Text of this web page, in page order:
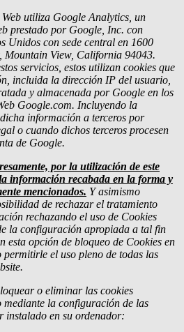
utiliza Google Analytics, un
prestado por Google, Inc. con
Unidos con sede central en 1600
Mountain View, California 94043.
servicios, estos utilizan cookies que
incluida la dirección IP del usuario,
y almacenada por Google en los
Google.com. Incluyendo la
información a terceros por
o cuando dichos terceros procesen
de Google.
por la utilización de este
información recabada en la forma y
mencionados. Y asimismo
de rechazar el tratamiento
rechazando el uso de Cookies
la configuración apropiada a tal fin
esta opción de bloqueo de Cookies en
permitirle el uso pleno de todas las
o eliminar las cookies
mediante la configuración de las
instalado en su ordenador: